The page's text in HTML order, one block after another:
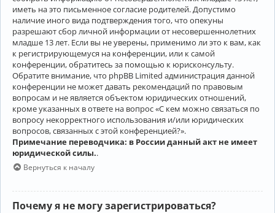
иметь на это письменное согласие родителей. Допустимо
наличие иного вида подтверждения того, что опекуны
разрешают сбор личной информации от несовершеннолетних
младше 13 лет. Если вы не уверены, применимо ли это к вам, как
к регистрирующемуся на конференции, или к самой
конференции, обратитесь за помощью к юрисконсульту.
Обратите внимание, что phpBB Limited администрация данной
конференции не может давать рекомендаций по правовым
вопросам и не является объектом юридических отношений,
кроме указанных в ответе на вопрос «С кем можно связаться по
вопросу некорректного использования и/или юридических
вопросов, связанных с этой конференцией?».
Примечание переводчика: в России данный акт не имеет
юридической силы..
Вернуться к началу
Почему я не могу зарегистрироваться?